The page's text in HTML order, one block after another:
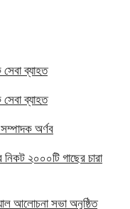
ব্যাহত
ব্যাহত
অর্ণব
২০০০টি গাছের চারা
আলোচনা সভা অনুষ্ঠিত